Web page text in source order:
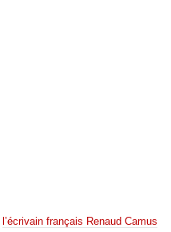
l’écrivain français Renaud Camus